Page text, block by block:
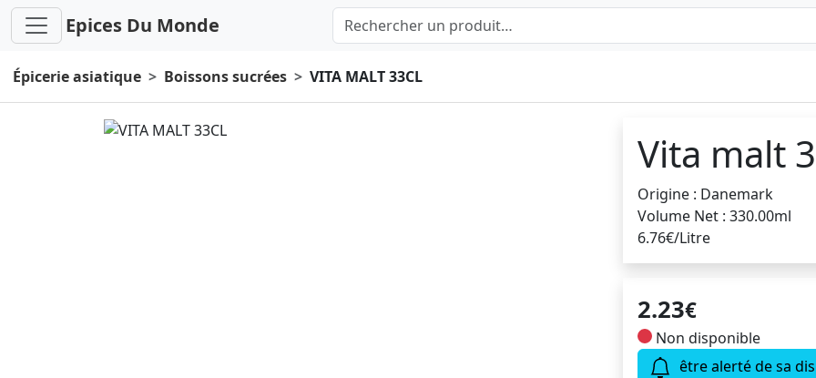
Epices Du Monde
Épicerie asiatique Boissons sucrées VITA MALT 33CL
Vita malt
Origine : Danemark
Volume Net : 330.00ml
6.76€/Litre
2.23€
Non disponible
être alerté de sa